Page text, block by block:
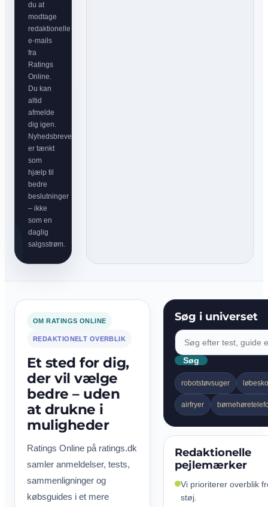
du at
modtage
redaktionelle
e-mails
fra
Ratings
Online.
Du kan
altid
afmelde
dig igen.
Nyhedsbrevet
er tænkt
som
hjælp til
bedre
beslutninger
– ikke
som en
daglig
salgsstrøm.
OM RATINGS ONLINE
REDAKTIONELT OVERBLIK
Et sted for dig,
der vil vælge
bedre – uden
at drukne i
muligheder
Ratings Online på ratings.dk
samler anmeldelser, tests,
sammenligninger og
købsguides i et mere
Søg i universet
Søg
robotstøvsuger løbesko
airfryer
Redaktionelle
pejlemærker
Vi prioriterer overblik
støj.